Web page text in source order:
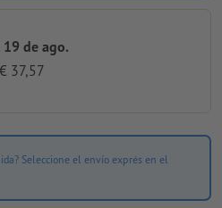
19 de ago.
€ 37,57
Seleccione el envío exprés en el